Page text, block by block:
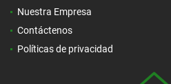
Nuestra Empresa
Contáctenos
Políticas de privacidad